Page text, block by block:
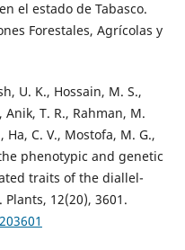
el estado de Tabasco.
Forestales, Agrícolas y
U. K., Hossain, M. S.,
T. R., Rahman, M.
C. V., Mostofa, M. G.,
phenotypic and genetic
traits of the diallel-
12(20), 3601.